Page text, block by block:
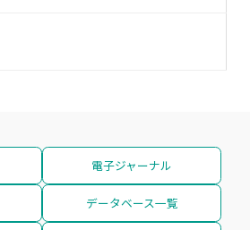
電子ジャーナル
データベース一覧